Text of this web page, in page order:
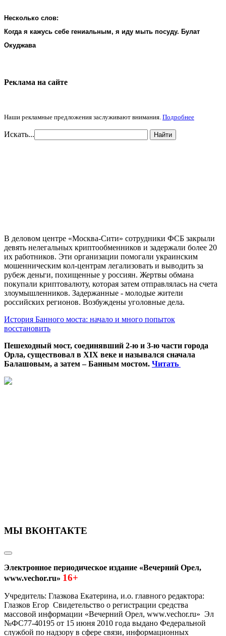
Несколько слов:
Когда я кажусь себе гениальным, я иду мыть посуду. Булат
Окуджава
Реклама на cайте
Наши рекламные предложения заслуживают внимания. Подробнее
Искать... Найти
В деловом центре «Москва-Сити» сотрудники ФСБ закрыли
девять нелегальных криптообменников и задержали более 20
их работников. Эти организации помогали украинским
мошенническим кол-центрам легализовать и выводить за
рубеж деньги, похищенные у россиян. Жертвы обмана
покупали криптовалюту, которая затем отправлялась на счета
злоумышленников. Задержанные - молодые жители
российских регионов. Возбуждены уголовные дела.
История Банного моста: начало и много попыток
восстановить
Пешеходный мост, соединявший 2-ю и 3-ю части города
Орла, существовал в XIX веке и назывался сначала
Балашовым, а затем – Банным мостом. Читать
МЫ ВКОНТАКТЕ
Электронное периодическое издание «Вечерний Орел,
www.vechor.ru» 16+
Учредитель: Глазкова Екатерина, и.о. главного редактора:
Глазков Егор Свидетельство о регистрации средства
массовой информации «Вечерний Орел, www.vechor.ru» Эл
№ФС77-40195 от 15 июня 2010 года выдано Федеральной
службой по надзору в сфере связи, информационных